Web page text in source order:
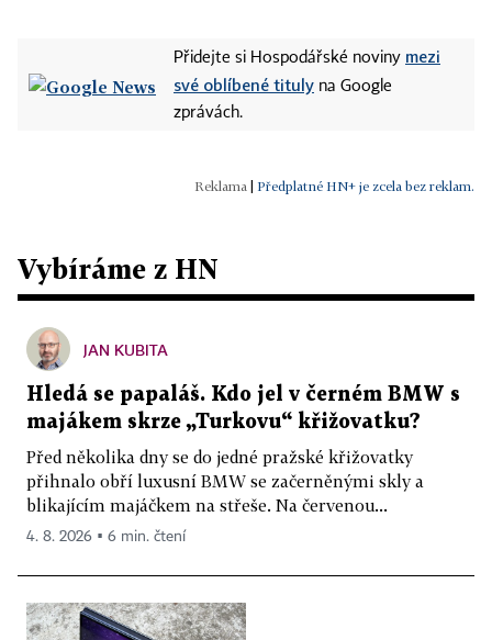
Přidejte si Hospodářské noviny mezi
své oblíbené tituly na Google
zprávách.
Předplatné HN+ je zcela bez reklam.
Vybíráme z HN
JAN KUBITA
Hledá se papaláš. Kdo jel v černém BMW s
majákem skrze „Turkovu“ křižovatku?
Před několika dny se do jedné pražské křižovatky
přihnalo obří luxusní BMW se začerněnými skly a
blikajícím majáčkem na střeše. Na červenou...
4. 8. 2026 ▪ 6 min. čtení